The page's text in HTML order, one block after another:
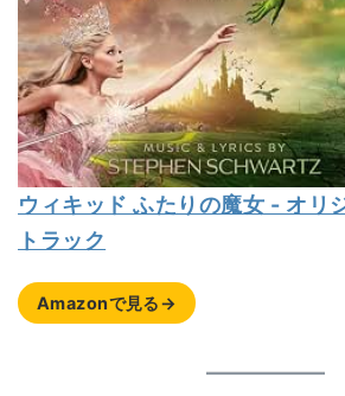
ウィキッド ふたりの魔女 - オリ
トラック
Amazonで見る→